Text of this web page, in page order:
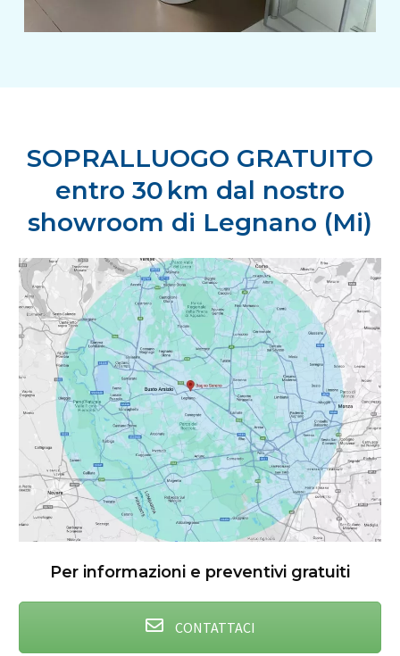
SOPRALLUOGO GRATUITO
entro 30 km dal nostro
showroom di Legnano (Mi)
Per informazioni e preventivi gratuiti
CONTATTACI